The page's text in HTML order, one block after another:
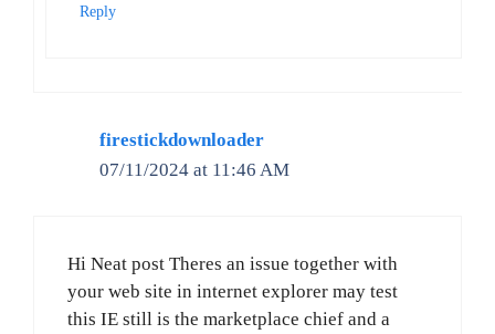
Reply
firestickdownloader
07/11/2024 at 11:46 AM
Hi Neat post Theres an issue together with
your web site in internet explorer may test
this IE still is the marketplace chief and a